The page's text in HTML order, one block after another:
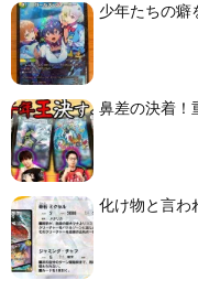
少年たちの癖
鼻差の決着！
化け物と言わ